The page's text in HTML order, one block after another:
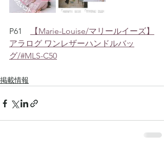
P61
【Marie-Louise/マリールイーズ】
アラログ ワンレザーハンドルバッ
グ/#MLS-C50
掲載情報